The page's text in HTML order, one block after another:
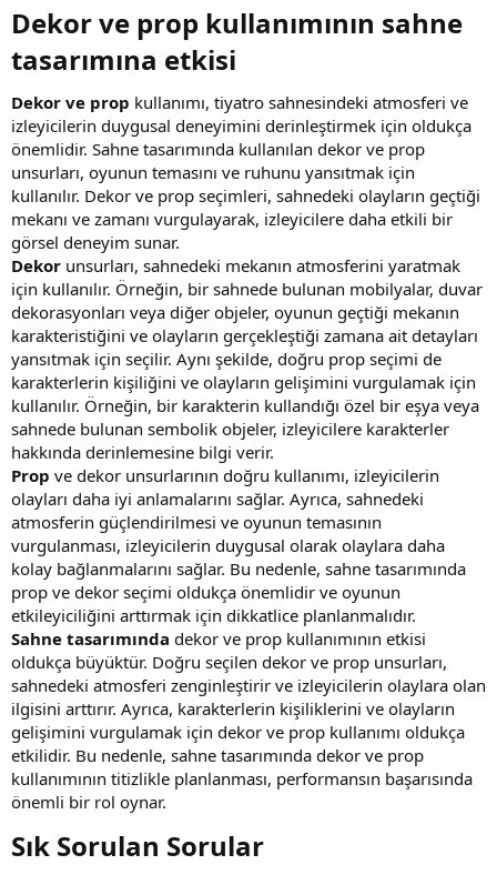
Dekor ve prop kullanımının sahne
tasarımına etkisi​
Dekor ve prop kullanımı, tiyatro sahnesindeki atmosferi ve
izleyicilerin duygusal deneyimini derinleştirmek için oldukça
önemlidir. Sahne tasarımında kullanılan dekor ve prop
unsurları, oyunun temasını ve ruhunu yansıtmak için
kullanılır. Dekor ve prop seçimleri, sahnedeki olayların geçtiği
mekanı ve zamanı vurgulayarak, izleyicilere daha etkili bir
görsel deneyim sunar.
Dekor unsurları, sahnedeki mekanın atmosferini yaratmak
için kullanılır. Örneğin, bir sahnede bulunan mobilyalar, duvar
dekorasyonları veya diğer objeler, oyunun geçtiği mekanın
karakteristiğini ve olayların gerçekleştiği zamana ait detayları
yansıtmak için seçilir. Aynı şekilde, doğru prop seçimi de
karakterlerin kişiliğini ve olayların gelişimini vurgulamak için
kullanılır. Örneğin, bir karakterin kullandığı özel bir eşya veya
sahnede bulunan sembolik objeler, izleyicilere karakterler
hakkında derinlemesine bilgi verir.
Prop ve dekor unsurlarının doğru kullanımı, izleyicilerin
olayları daha iyi anlamalarını sağlar. Ayrıca, sahnedeki
atmosferin güçlendirilmesi ve oyunun temasının
vurgulanması, izleyicilerin duygusal olarak olaylara daha
kolay bağlanmalarını sağlar. Bu nedenle, sahne tasarımında
prop ve dekor seçimi oldukça önemlidir ve oyunun
etkileyiciliğini arttırmak için dikkatlice planlanmalıdır.
Sahne tasarımında dekor ve prop kullanımının etkisi
oldukça büyüktür. Doğru seçilen dekor ve prop unsurları,
sahnedeki atmosferi zenginleştirir ve izleyicilerin olaylara olan
ilgisini arttırır. Ayrıca, karakterlerin kişiliklerini ve olayların
gelişimini vurgulamak için dekor ve prop kullanımı oldukça
etkilidir. Bu nedenle, sahne tasarımında dekor ve prop
kullanımının titizlikle planlanması, performansın başarısında
önemli bir rol oynar.
Sık Sorulan Sorular​